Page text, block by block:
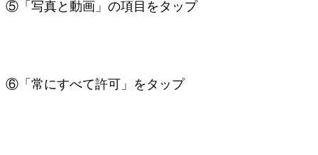
⑤「写真と動画」の項目をタップ
⑥「常にすべて許可」をタップ